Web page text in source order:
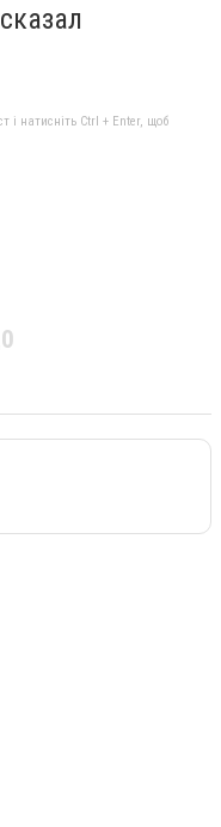
і натисніть Ctrl + Enter, щоб